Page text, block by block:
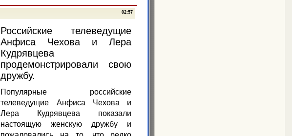
02:57
Российские телеведущие
Анфиса Чехова и Лера
Кудрявцева
продемонстрировали свою
дружбу.
Популярные российские
телеведущие Анфиса Чехова и
Лера Кудрявцева показали
настоящую женскую дружбу и